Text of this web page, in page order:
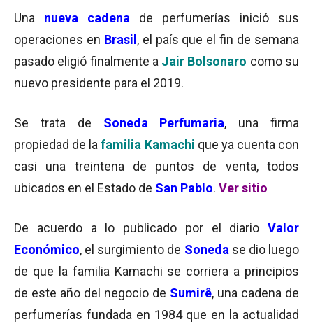
Una nueva cadena de perfumerías inició sus
operaciones en Brasil , el país que el fin de semana
pasado eligió finalmente a Jair Bolsonaro como su
nuevo presidente para el 2019.
Se trata de Soneda Perfumaria, una firma
propiedad de la familia Kamachi que ya cuenta con
casi una treintena de puntos de venta, todos
ubicados en el Estado de San Pablo. Ver sitio
De acuerdo a lo publicado por el diario Valor
Económico, el surgimiento de Soneda se dio luego
de que la familia Kamachi se corriera a principios
de este año del negocio de Sumirê, una cadena de
perfumerías fundada en 1984 que en la actualidad